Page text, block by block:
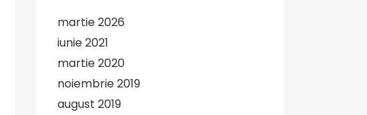
martie 2026
iunie 2021
martie 2020
noiembrie 2019
august 2019